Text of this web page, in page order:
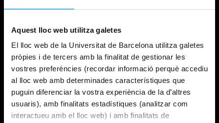
Aquest lloc web utilitza galetes
El lloc web de la Universitat de Barcelona utilitza galetes
pròpies i de tercers amb la finalitat de gestionar les
vostres preferències (recordar informació perquè accediu
al lloc web amb determinades característiques que
puguin diferenciar la vostra experiència de la d’altres
usuaris), amb finalitats estadístiques (analitzar com
interactueu amb el lloc web) i amb finalitats de